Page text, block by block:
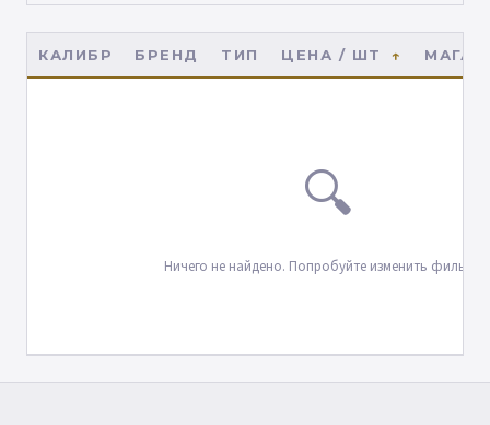
КАЛИБР БРЕНД ТИП ЦЕНА / ШТ
🔍
Ничего не найдено. Попробуйте изменить